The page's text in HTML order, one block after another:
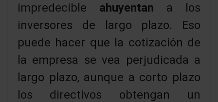
impredecible ahuyentan a los
inversores de largo plazo. Eso
puede hacer que la cotización de
la empresa se vea perjudicada a
largo plazo, aunque a corto plazo
los directivos obtengan un